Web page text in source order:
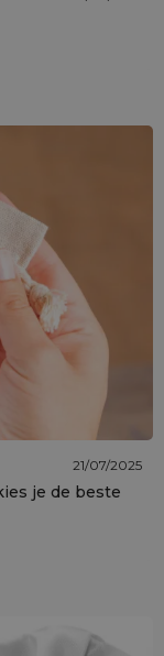
21/07/2025
je de beste